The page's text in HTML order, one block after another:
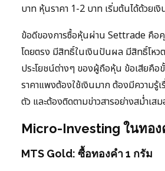
บาท หุ้นราคา 1-2 บาท เริ่มต้นได้ด้วยเ
ข้อดีของการซื้อหุ้นผ่าน Settrade คือ
โดยตรง มีสิทธิ์ในเงินปันผล มีสิทธิ์โห
ประโยชน์ต่างๆ ของผู้ถือหุ้น ข้อเสียคือ
ราคาแพงต้องใช้เงินมาก ต้องมีความรู้
ตัว และต้องติดตามข่าวสารอย่างสม่ำเสม
Micro-Investing ในทอง
MTS Gold: ซื้อทองคำ 1 กรัม